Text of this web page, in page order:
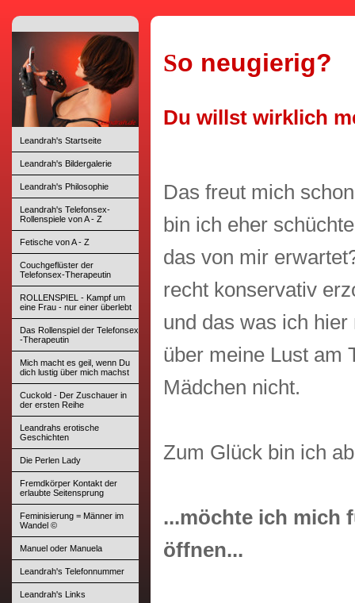
Leandrah's Startseite
Leandrah's Bildergalerie
Leandrah's Philosophie
Leandrah's Telefonsex-
Rollenspiele von A - Z
Fetische von A - Z
Couchgeflüster der
Telefonsex-Therapeutin
ROLLENSPIEL - Kampf um
eine Frau - nur einer überlebt
Das Rollenspiel der Telefonsex
-Therapeutin
Mich macht es geil, wenn Du
dich lustig über mich machst
Cuckold - Der Zuschauer in
der ersten Reihe
Leandrahs erotische
Geschichten
Die Perlen Lady
Fremdkörper Kontakt der
erlaubte Seitensprung
Feminisierung = Männer im
Wandel ©
Manuel oder Manuela
Leandrah's Telefonnummer
Leandrah's Links
So neugierig?
Du willst wirklich
Das freut mich
bin ich eher
das von mir
recht konservativ
und das was ich hier
über meine Lust am
Mädchen nicht.
Zum Glück bin ich
...möchte ich mich
öffnen...